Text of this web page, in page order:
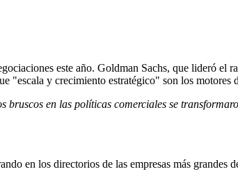
este año. Goldman Sachs, que lideró el
y crecimiento estratégico" son los motores
bruscos en las políticas comerciales se
en los directorios de las empresas más grandes